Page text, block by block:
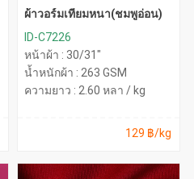
ผ้าวอร์มเทียมหนา(ชมพูอ่อน)
ID-C7226
หน้าผ้า : 30/31"
น้ำหนักผ้า : 263 GSM
ความยาว : 2.60 หลา / kg
129 ฿/kg